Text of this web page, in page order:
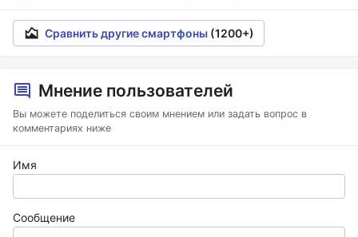
Сравнить другие смартфоны (1200+)
Мнение пользователей
Вы можете поделиться своим мнением или задать вопрос в
комментариях ниже
Имя
Сообщение